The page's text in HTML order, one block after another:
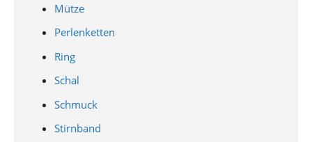
Mütze
Perlenketten
Ring
Schal
Schmuck
Stirnband